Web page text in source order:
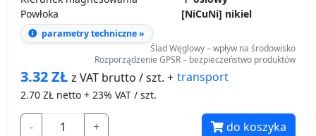
Powłoka
[NiCuNi] nikiel
parametry techniczne »
Ślad Węglowy – wpływ na środowisko
Rozporządzenie GPSR – bezpieczeństwo produktów
3.32ZŁ z VAT brutto / szt. + transport
2.70 ZŁ netto + 23% VAT / szt.
- + do koszyka